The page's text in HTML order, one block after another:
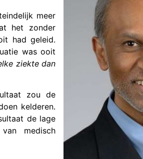
meer
het zonder
had geleid.
was ooit
ziekte dan
zou de
kelderen.
de lage
medisch